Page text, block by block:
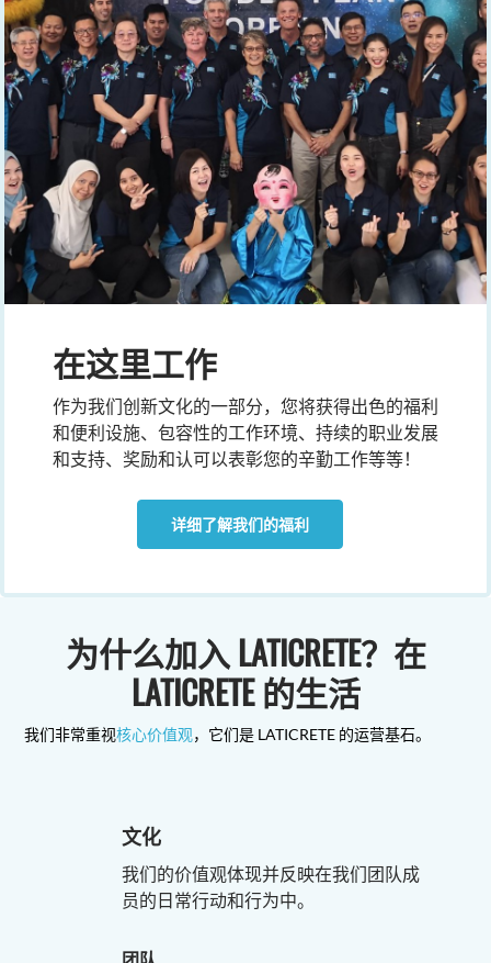
在这里工作
作为我们创新文化的一部分，您将获得出色的福利
和便利设施、包容性的工作环境、持续的职业发展
和支持、奖励和认可以表彰您的辛勤工作等等！
详细了解我们的福利
为什么加入 LATICRETE？在
LATICRETE 的生活
我们非常重视核心价值观，它们是 LATICRETE 的运营基石。
文化
我们的价值观体现并反映在我们团队成
员的日常行动和行为中。